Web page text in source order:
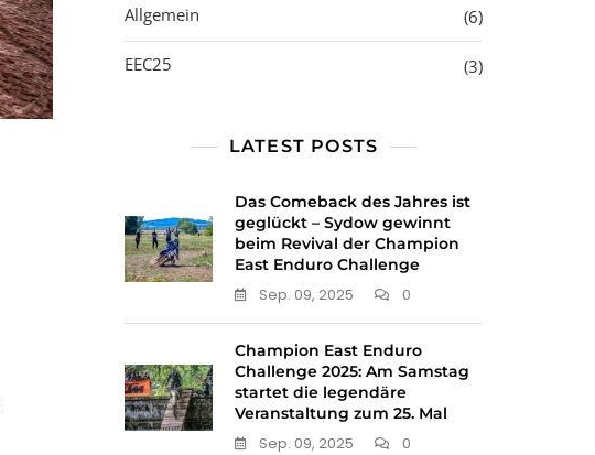
Allgemein (6)
EEC25 (3)
LATEST POSTS
Das Comeback des Jahres ist
geglückt – Sydow gewinnt
beim Revival der Champion
East Enduro Challenge
Sep. 09, 2025 0
Champion East Enduro
Challenge 2025: Am Samstag
startet die legendäre
Veranstaltung zum 25. Mal
Sep. 09, 2025 0